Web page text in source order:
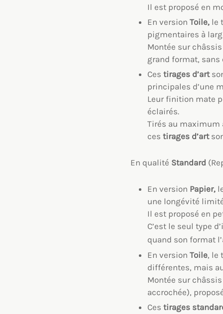
Il est proposé en
En version Toile, le
pigmentaires à
Montée sur
grand format,
Ces tirages d’art
principales d’une
Leur finition mate
éclairés.
Tirés au maximum
ces tirages d’art
En qualité Standard
En version Papier,
une longévité
Il est proposé en
C’est le seul type
quand son format
En version Toile, le
différentes, mais
Montée sur
accrochée),
Ces tirages